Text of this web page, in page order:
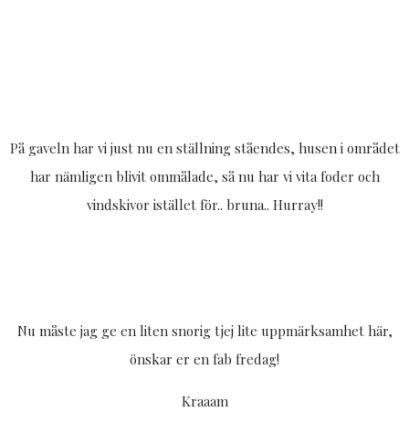
På gaveln har vi just nu en ställning ståendes, husen i området
har nämligen blivit ommålade, så nu har vi vita foder och
vindskivor istället för.. bruna.. Hurray!!
Nu måste jag ge en liten snorig tjej lite uppmärksamhet här,
önskar er en fab fredag!
Kraaam